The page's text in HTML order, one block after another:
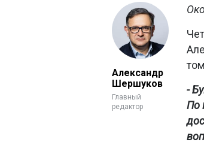
Александр
Шершуков
Главный
редактор
-
По